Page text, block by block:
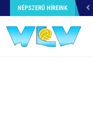
NÉPSZERŰ HÍREINK